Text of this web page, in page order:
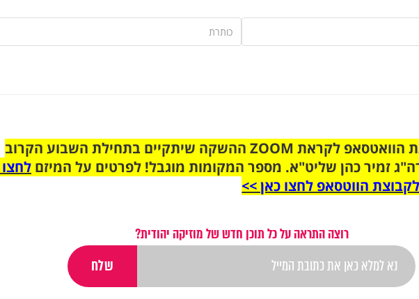
הצטרפו לקבוצת הוואטסאפ לקראת ZOOM ההשקה שיתקיים בתחילת השבוע הקרוב
זמיר כהן שליט"א. מספר המקומות מוגבל! לפרטים על המיזם
לקבוצת הווטסאפ לחצו כאן >>
רוצה התראה על כל תוכן חדש של מוזיקה יהודית?